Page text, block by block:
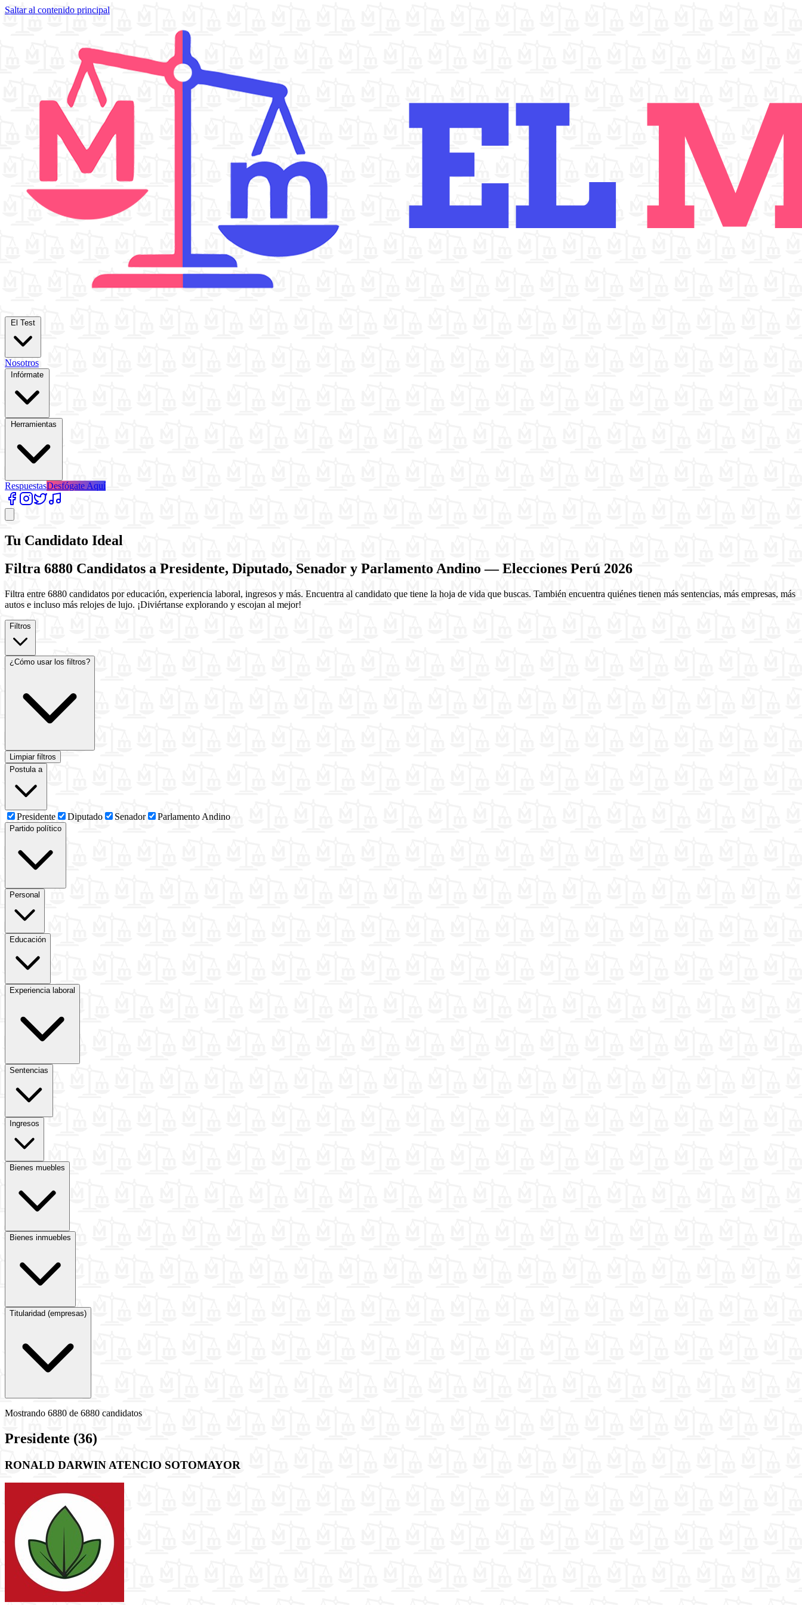
Saltar al contenido principal
Nosotros
RespuestasDesfógate Aquí
Tu Candidato Ideal
Filtra 6880 Candidatos a Presidente, Diputado, Senador y Parlamento Andino — Elecciones Perú 2026
Filtra entre 6880 candidatos por educación, experiencia laboral, ingresos y más. Encuentra al candidato que tiene la hoja de vida que buscas. También encuentra quiénes tienen más sentencias, más empresas, más
autos e incluso más relojes de lujo. ¡Diviértanse explorando y escojan al mejor!
Filtros
¿Cómo usar los filtros?
Limpiar filtros
Postula a
Presidente Diputado Senador Parlamento Andino
Partido político
Personal
Educación
Experiencia laboral
Sentencias
Ingresos
Bienes muebles
Bienes inmuebles
Titularidad (empresas)
Mostrando 6880 de 6880 candidatos
Presidente (36)
RONALD DARWIN ATENCIO SOTOMAYOR